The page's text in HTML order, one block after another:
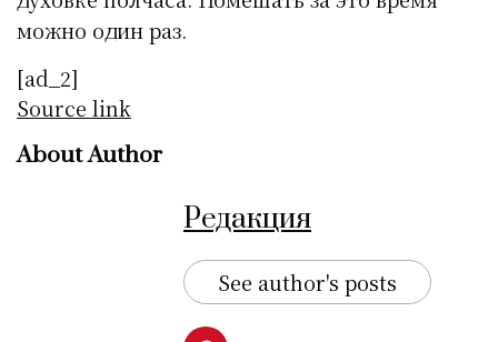
можно один раз.
[ad_2]
Source link
About Author
Редакция
See author's posts